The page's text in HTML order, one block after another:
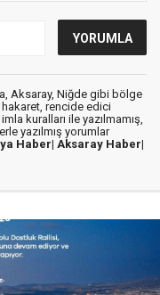
Aksaray, Niğde gibi bölge
hakaret, rencide edici
kuralları ile yazılmamış,
yazılmış yorumlar
Haber| Aksaray Haber|